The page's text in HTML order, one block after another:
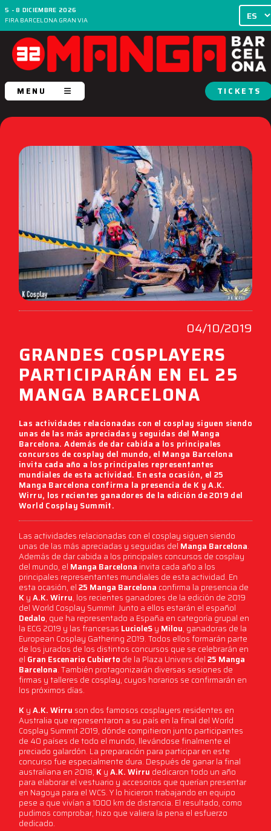
5 - 8 DICIEMBRE 2026
FIRA BARCELONA GRAN VIA
MENU TICKETS
04/10/2019
GRANDES COSPLAYERS
PARTICIPARÁN EN EL 25
MANGA BARCELONA
Las actividades relacionadas con el cosplay siguen siendo
unas de las más apreciadas y seguidas del Manga
Barcelona. Además de dar cabida a los principales
concursos de cosplay del mundo, el Manga Barcelona
invita cada año a los principales representantes
mundiales de esta actividad. En esta ocasión, el 25
Manga Barcelona confirma la presencia de K yA.K.
Wirru, los recientes ganadores de la edición de 2019 del
World Cosplay Summit.
Las actividades relacionadas con el cosplay siguen siendo
unas de las más apreciadas y seguidas del Manga Barcelona.
Además de dar cabida a los principales concursos de cosplay
del mundo, el Manga Barcelona invita cada año a los
principales representantes mundiales de esta actividad. En
esta ocasión, el25 Manga Barcelona confirma la presencia de
K yA.K. Wirru, los recientes ganadores de la edición de 2019
del World Cosplay Summit. Junto a ellos estarán el español
Dedalo, que ha representado a España en categoría grupal en
la ECG 2019 y las francesas LucioleSy Milou, ganadoras de la
European Cosplay Gathering 2019. Todos ellos formarán parte
de los jurados de los distintos concursos que se celebrarán en
el Gran Escenario Cubierto de la Plaza Univers del25 Manga
Barcelona. También protagonizarán diversas sesiones de
firmas y talleres de cosplay, cuyos horarios se confirmarán en
los próximos días.
K yA.K. Wirru son dos famosos cosplayers residentes en
Australia que representaron a su país en la final del World
Cosplay Summit 2019, dónde compitieron junto participantes
de 40 países de todo el mundo, llevándose finalmente el
preciado galardón. La preparación para participar en este
concurso fue especialmente dura. Después de ganar la final
australiana en 2018, K yA.K. Wirru dedicaron todo un año
para elaborar el vestuario y accesorios que querían presentar
en Nagoya para el WCS. Y lo hicieron trabajando en equipo
pese a que vivían a 1000 km de distancia. El resultado, como
pudimos comprobar, hizo que valiera la pena el esfuerzo
dedicado.